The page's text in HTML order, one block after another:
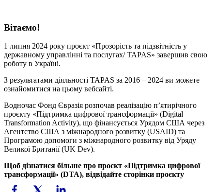
Вітаємо!
1 липня 2024 року проєкт «Прозорість та підзвітність у
державному управлінні та послугах/ TAPAS» завершив свою
роботу в Україні.
З результатами діяльності TAPAS за 2016 – 2024 ви можете
ознайомитися на цьому вебсайті.
Водночас Фонд Євразія розпочав реалізацію пʼятирічного
проєкту «Підтримка цифрової трансформації» (Digital
Transformation Activity), що фінансується Урядом США через
Агентство США з міжнародного розвитку (USAID) та
Програмою допомоги з міжнародного розвитку від Уряду
Великої Британії (UK Dev).
Щоб дізнатися більше про проєкт «Підтримка цифрової
трансформації» (DTA), відвідайте сторінки проєкту